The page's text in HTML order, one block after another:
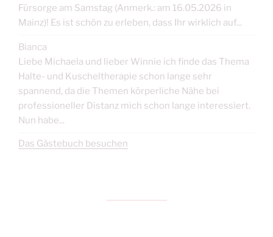
Fürsorge am Samstag (Anmerk.: am 16.05.2026 in
Mainz)! Es ist schön zu erleben, dass Ihr wirklich auf...
Bianca
Liebe Michaela und lieber Winnie ich finde das Thema
Halte- und Kuscheltherapie schon lange sehr
spannend, da die Themen körperliche Nähe bei
professioneller Distanz mich schon lange interessiert.
Nun habe...
Das Gästebuch besuchen